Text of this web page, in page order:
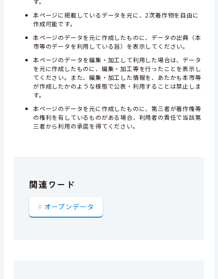
本ページに掲載しているデータを元に、2次著作物を自由に
作成可能です。
本ページのデータを元に作成したものに、データの出典（本
市等のデータを利用している旨）を表示してください。
本ページのデータを編集・加工して利用した場合は、データ
を元に作成したものに、編集・加工等を行ったことを表示し
てください。また、編集・加工した情報を、あたかも本市等
が作成したかのような様態で公表・利用することは禁止しま
す。
本ページのデータを元に作成したものに、第三者が著作権等
の権利を有しているものがある場合、利用者の責任で当該第
三者から利用の承諾を得てください。
関連ワード
オープンデータ